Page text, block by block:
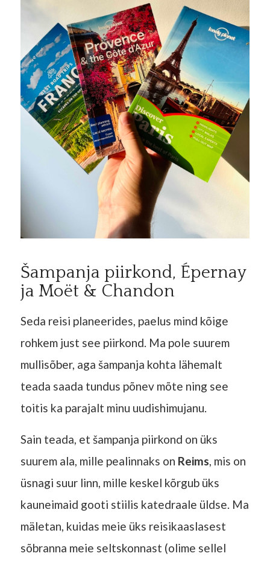
Šampanja piirkond, Épernay
ja Moët & Chandon
Seda reisi planeerides, paelus mind kõige
rohkem just see piirkond. Ma pole suurem
mullisõber, aga šampanja kohta lähemalt
teada saada tundus põnev mõte ning see
toitis ka parajalt minu uudishimujanu.
Sain teada, et šampanja piirkond on üks
suurem ala, mille pealinnaks on Reims, mis on
üsnagi suur linn, mille keskel kõrgub üks
kauneimaid gooti stiilis katedraale üldse. Ma
mäletan, kuidas meie üks reisikaaslasest
sõbranna meie seltskonnast (olime sellel